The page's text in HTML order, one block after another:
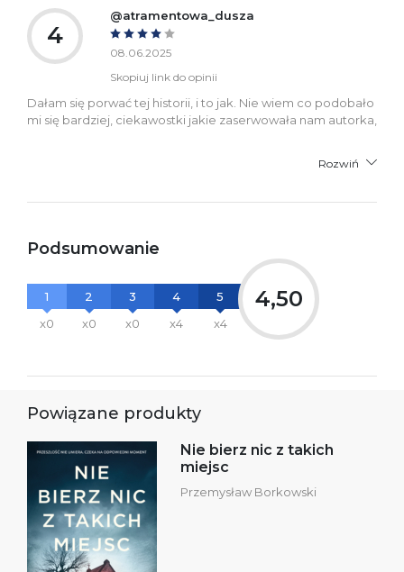
4
@atramentowa_dusza
08.06.2025
Skopiuj link do opinii
Dałam się porwać tej historii, i to jak. Nie wiem co podobało
mi się bardziej, ciekawostki jakie zaserwowała nam autorka,
Rozwiń
Podsumowanie
1
x0
2
x0
3
x0
4
x4
5
x4
4,50
Powiązane produkty
Nie bierz nic z takich
miejsc
Przemysław Borkowski